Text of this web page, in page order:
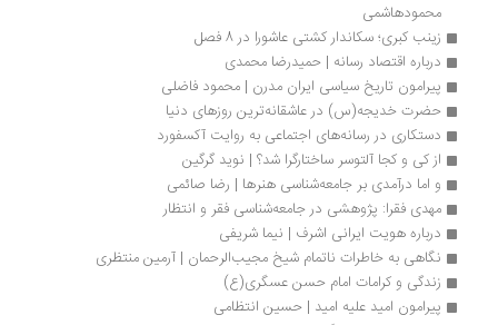
محمودهاشمی
زینب کبری؛ سکاندار کشتی عاشورا در 8 فصل
درباره اقتصاد رسانه | حمیدرضا محمدی
پیرامون تاریخ سیاسی ایران مدرن | محمود فاضلی
حضرت خدیجه(س) در عاشقانه‌ترین روزهای دنیا
دستکاری در رسانه‌های اجتماعی به روایت آکسفورد
از کی و کجا آلتوسر ساختارگرا شد؟ | نوید گرگین
و اما درآمدی بر جامعه‌شناسی هنرها | رضا صائمی
مهدی فقرا: پژوهشی در جامعه‌شناسی فقر و انتظار
درباره هویت ایرانی اشرف | نیما شریفی
نگاهی به خاطرات ناتمام شیخ مجیب‌الرحمان | آرمین منتظری
زندگی و کرامات امام حسن عسگری(ع)
پیرامون امید علیه امید | حسین انتظامی